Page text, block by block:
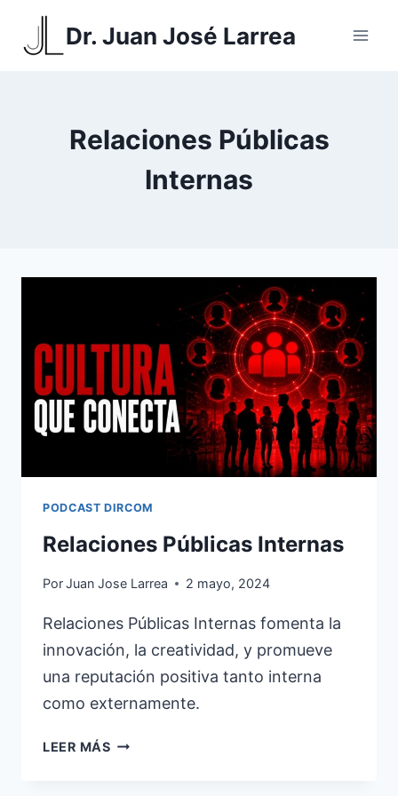
Saltar
Dr. Juan José Larrea
Relaciones Públicas
Internas
PODCAST DIRCOM
Relaciones Públicas Internas
PorJuan Jose Larrea 2 mayo, 2024
Relaciones Públicas Internas fomenta la
innovación, la creatividad, y promueve
una reputación positiva tanto interna
como externamente.
LEER MÁSRELACIONES